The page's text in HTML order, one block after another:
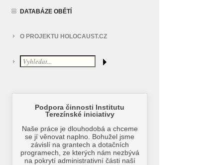
DATABÁZE OBĚTÍ
O PROJEKTU HOLOCAUST.CZ